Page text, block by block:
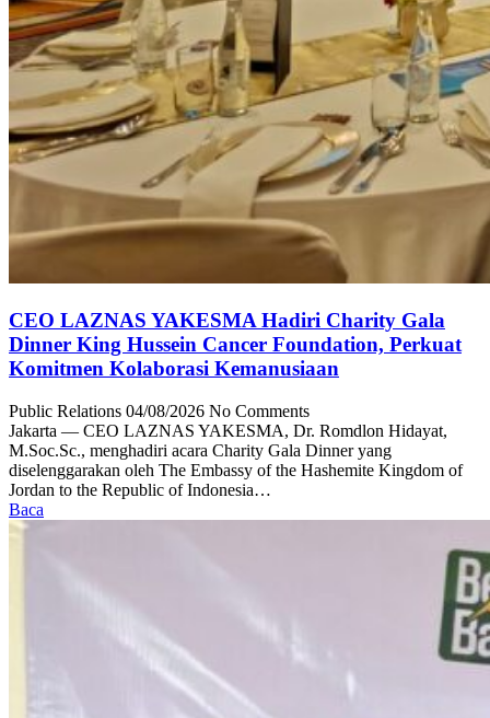
CEO LAZNAS YAKESMA Hadiri Charity Gala
Dinner King Hussein Cancer Foundation, Perkuat
Komitmen Kolaborasi Kemanusiaan
Public Relations 04/08/2026 No Comments
Jakarta — CEO LAZNAS YAKESMA, Dr. Romdlon Hidayat,
M.Soc.Sc., menghadiri acara Charity Gala Dinner yang
diselenggarakan oleh The Embassy of the Hashemite Kingdom of
Jordan to the Republic of Indonesia…
Baca